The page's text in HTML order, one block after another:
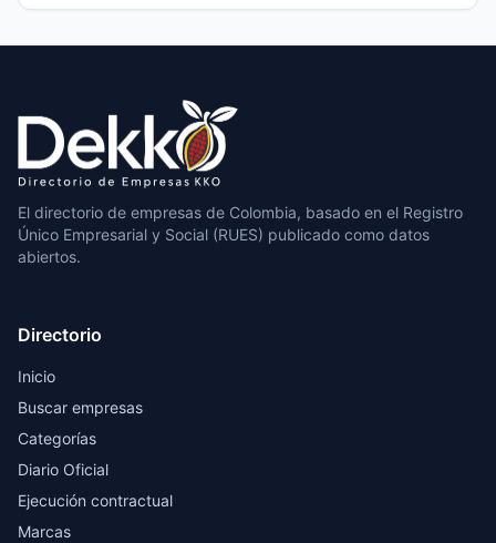
El directorio de empresas de Colombia, basado en el Registro
Único Empresarial y Social (RUES) publicado como datos
abiertos.
Directorio
Inicio
Buscar empresas
Categorías
Diario Oficial
Ejecución contractual
Marcas